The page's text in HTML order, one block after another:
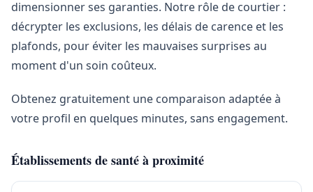
dimensionner ses garanties. Notre rôle de courtier :
décrypter les exclusions, les délais de carence et les
plafonds, pour éviter les mauvaises surprises au
moment d'un soin coûteux.
Obtenez gratuitement une comparaison adaptée à
votre profil en quelques minutes, sans engagement.
Établissements de santé à proximité